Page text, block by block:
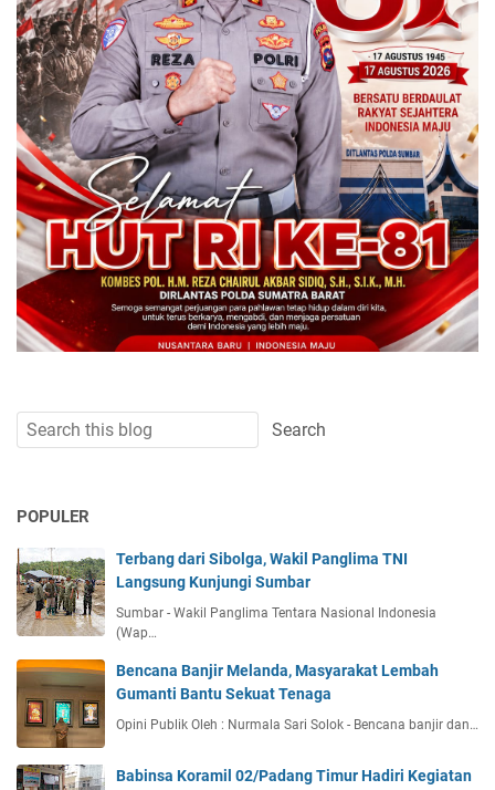
POPULER
Terbang dari Sibolga, Wakil Panglima TNI
Langsung Kunjungi Sumbar
Sumbar - Wakil Panglima Tentara Nasional Indonesia
(Wap…
Bencana Banjir Melanda, Masyarakat Lembah
Gumanti Bantu Sekuat Tenaga
Opini Publik Oleh : Nurmala Sari Solok - Bencana banjir dan…
Babinsa Koramil 02/Padang Timur Hadiri Kegiatan